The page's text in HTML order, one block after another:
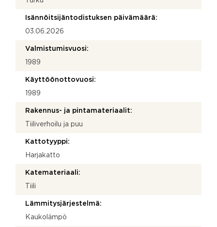
Isännöitsijäntodistuksen päivämäärä:
03.06.2026
Valmistumisvuosi:
1989
Käyttöönottovuosi:
1989
Rakennus- ja pintamateriaalit:
Tiiliverhoilu ja puu
Kattotyyppi:
Harjakatto
Katemateriaali:
Tiili
Lämmitysjärjestelmä:
Kaukolämpö